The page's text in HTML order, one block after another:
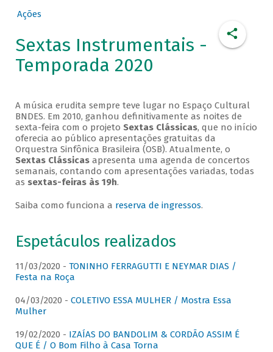
Ações
Sextas Instrumentais -
Temporada 2020
A música erudita sempre teve lugar no Espaço Cultural
BNDES. Em 2010, ganhou definitivamente as noites de
sexta-feira com o projeto Sextas Clássicas, que no início
oferecia ao público apresentações gratuitas da
Orquestra Sinfônica Brasileira (OSB). Atualmente, o
Sextas Clássicasapresenta uma agenda de concertos
semanais, contando com apresentações variadas, todas
as sextas-feiras às 19h.
Saiba como funciona a reserva de ingressos.
Espetáculos realizados
11/03/2020 - TONINHO FERRAGUTTI E NEYMAR DIAS /
Festa na Roça
04/03/2020 - COLETIVO ESSA MULHER / Mostra Essa
Mulher
19/02/2020 - IZAÍAS DO BANDOLIM & CORDÃO ASSIM É
QUE É / O Bom Filho à Casa Torna